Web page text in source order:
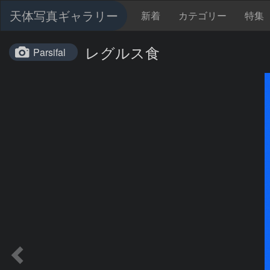
天体写真ギャラリー 新着 カテゴリー 特集
Parsifal レグルス食